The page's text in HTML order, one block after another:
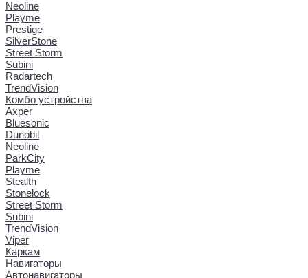
Neoline
Playme
Prestige
SilverStone
Street Storm
Subini
Radartech
TrendVision
Комбо устройства
Axper
Bluesonic
Dunobil
Neoline
ParkCity
Playme
Stealth
Stonelock
Street Storm
Subini
TrendVision
Viper
Каркам
Навигаторы
Автонавигаторы